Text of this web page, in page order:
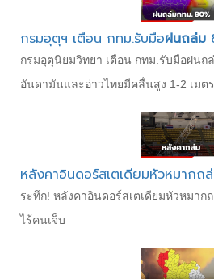
กรมอุตุฯ เตือน กทม.รับมือฝนถล่ม
กรมอุตุนิยมวิทยา เตือน กทม.รับมือฝนถ
อันดามันและอ่าวไทยมีคลื่นสูง 1-2 เมตร
หลังคาอินดอร์สเตเดียมหัวหมากถ
ระทึก! หลังคาอินดอร์สเตเดียมหัวหมา
ไร้คนเจ็บ